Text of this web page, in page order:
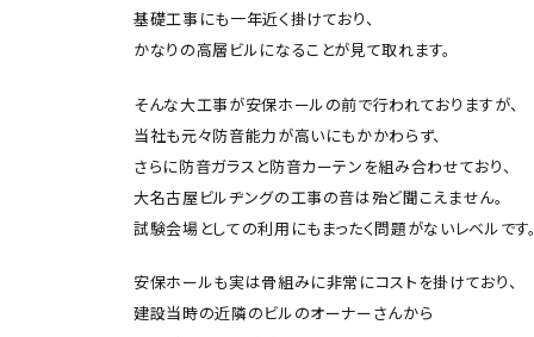
基礎工事にも一年近く掛けており、
かなりの高層ビルになることが見て取れます。
そんな大工事が安保ホールの前で行われておりますが、
当社も元々防音能力が高いにもかかわらず、
さらに防音ガラスと防音カーテンを組み合わせており、
大名古屋ビルヂングの工事の音は殆ど聞こえません。
試験会場としての利用にもまったく問題がないレベルです。
安保ホールも実は骨組みに非常にコストを掛けており、
建設当時の近隣のビルのオーナーさんから